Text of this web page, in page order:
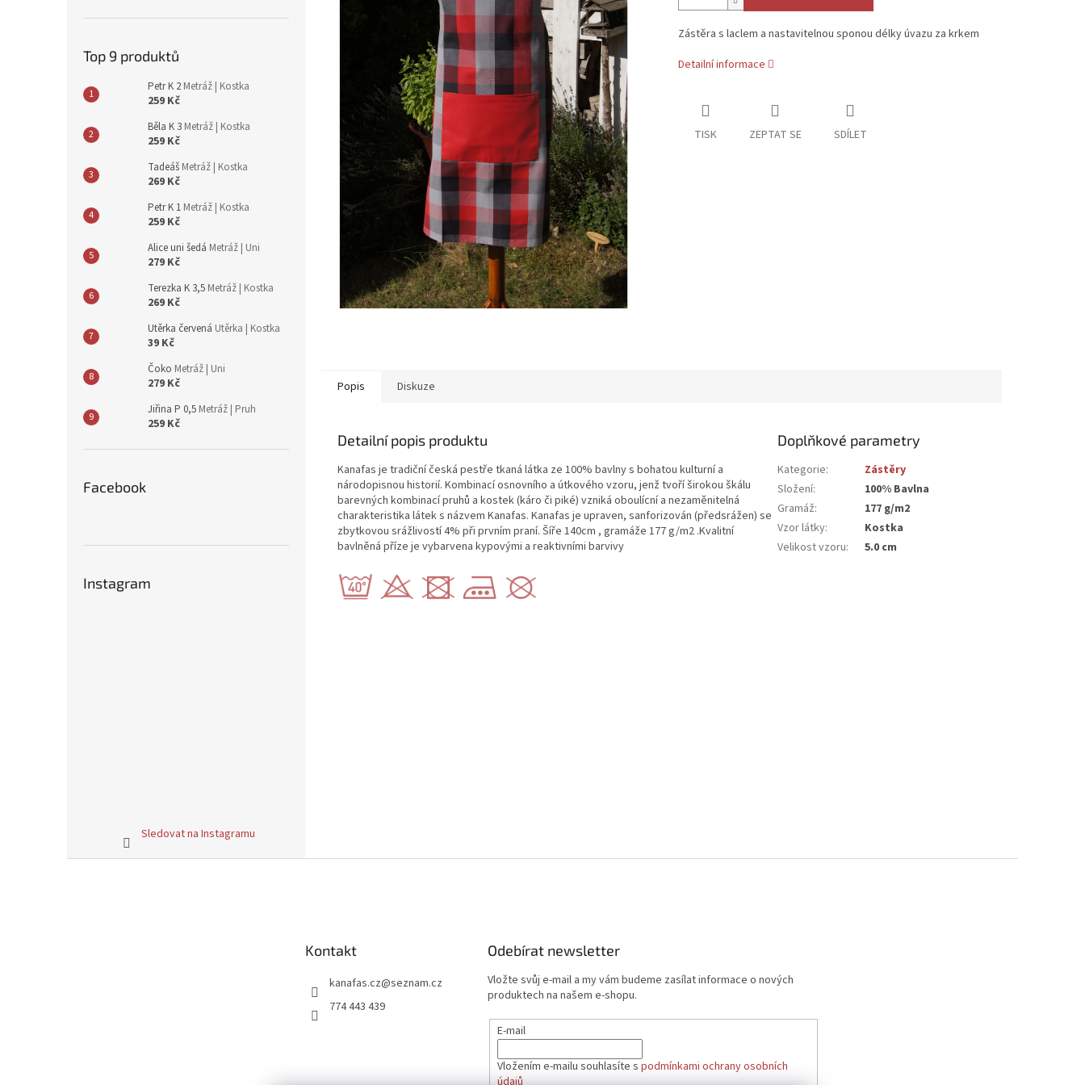
Top 9 produktů
Petr K 2 Metráž | Kostka
259 Kč
Běla K 3 Metráž | Kostka
259 Kč
Tadeáš Metráž | Kostka
269 Kč
Petr K 1 Metráž | Kostka
259 Kč
Alice uni šedá Metráž | Uni
279 Kč
Terezka K 3,5 Metráž | Kostka
269 Kč
Utěrka červená Utěrka | Kostka
39 Kč
Čoko Metráž | Uni
279 Kč
Jiřina P 0,5 Metráž | Pruh
259 Kč
Facebook
Instagram
Sledovat na Instagramu
Zástěra s laclem a nastavitelnou sponou délky úvazu za krkem
Detailní informace
TISK ZEPTAT SE SDÍLET
Popis Diskuze
Detailní popis produktu
Kanafas je tradiční česká pestře tkaná látka ze 100% bavlny s bohatou kulturní a
národopisnou historií. Kombinací osnovního a útkového vzoru, jenž tvoří širokou škálu
barevných kombinací pruhů a kostek (káro či piké) vzniká oboulícní a nezaměnitelná
charakteristika látek s názvem Kanafas. Kanafas je upraven, sanforizován (předsrážen) se
zbytkovou srážlivostí 4% při prvním praní. Šíře 140cm , gramáže 177 g/m2 .Kvalitní
bavlněná příze je vybarvena kypovými a reaktivními barvivy
Doplňkové parametry
Kategorie:
Zástěry
Složení:
100% Bavlna
Gramáž:
177 g/m2
Vzor látky:
Kostka
Velikost vzoru: 5.0 cm
Kontakt
kanafas.cz@seznam.cz
774 443 439
Odebírat newsletter
Vložte svůj e-mail a my vám budeme zasílat informace o nových
produktech na našem e-shopu.
E-mail
Vložením e-mailu souhlasíte s podmínkami ochrany osobních
údajů